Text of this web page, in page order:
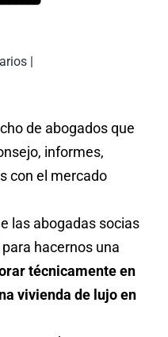
|
de abogados que
informes,
con el mercado
las abogadas socias
hacernos una
técnicamente en
vivienda de lujo en